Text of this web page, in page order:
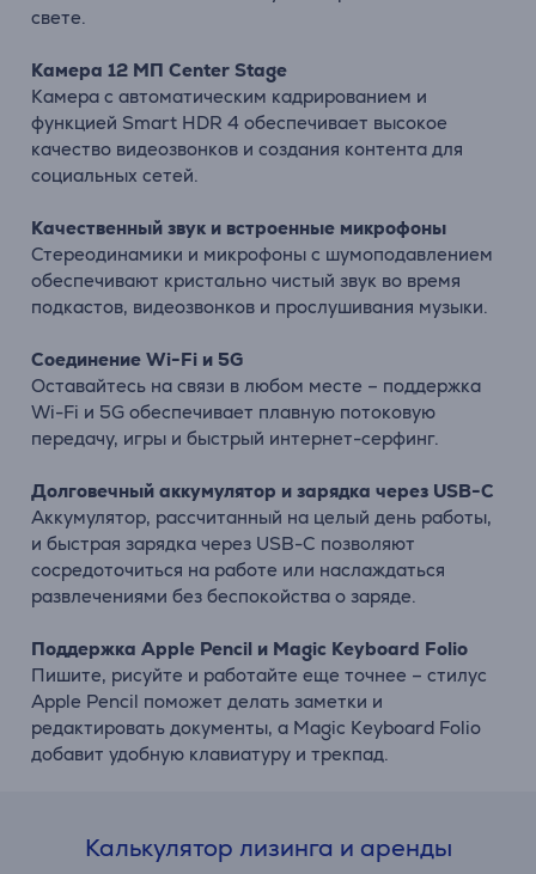
свете.
Камера 12 МП Center Stage
Камера с автоматическим кадрированием и
функцией Smart HDR 4 обеспечивает высокое
качество видеозвонков и создания контента для
социальных сетей.
Качественный звук и встроенные микрофоны
Стереодинамики и микрофоны с шумоподавлением
обеспечивают кристально чистый звук во время
подкастов, видеозвонков и прослушивания музыки.
Соединение Wi-Fi и 5G
Оставайтесь на связи в любом месте – поддержка
Wi-Fi и 5G обеспечивает плавную потоковую
передачу, игры и быстрый интернет-серфинг.
Долговечный аккумулятор и зарядка через USB-C
Аккумулятор, рассчитанный на целый день работы,
и быстрая зарядка через USB-C позволяют
сосредоточиться на работе или наслаждаться
развлечениями без беспокойства о заряде.
Поддержка Apple Pencil и Magic Keyboard Folio
Пишите, рисуйте и работайте еще точнее – стилус
Apple Pencil поможет делать заметки и
редактировать документы, а Magic Keyboard Folio
добавит удобную клавиатуру и трекпад.
Калькулятор лизинга и аренды